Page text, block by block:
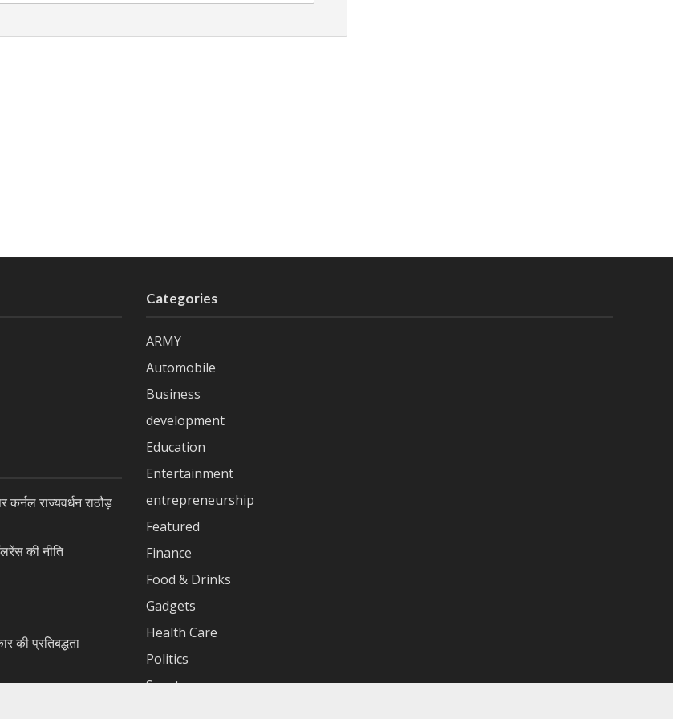
राज्यवर्धन राठौड़
की नीति
की प्रतिबद्धता
Categories
ARMY
Automobile
Business
development
Education
Entertainment
entrepreneurship
Featured
Finance
Food & Drinks
Gadgets
Health Care
Politics
Sports